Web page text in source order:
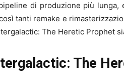
di produzione più
tanti remake e
The Heretic Prophet
The